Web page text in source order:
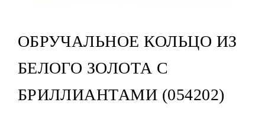
ОБРУЧАЛЬНОЕ КОЛЬЦО ИЗ
БЕЛОГО ЗОЛОТА С
БРИЛЛИАНТАМИ (054202)